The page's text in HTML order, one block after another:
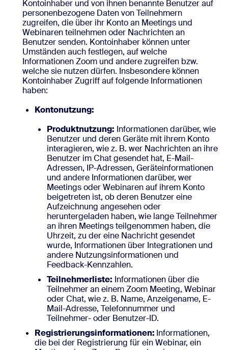
Kontoinhaber und von ihnen benannte Benutzer auf
personenbezogene Daten von Teilnehmern
zugreifen, die über ihr Konto an Meetings und
Webinaren teilnehmen oder Nachrichten an
Benutzer senden. Kontoinhaber können unter
Umständen auch festlegen, auf welche
Informationen Zoom und andere zugreifen bzw.
welche sie nutzen dürfen. Insbesondere können
Kontoinhaber Zugriff auf folgende Informationen
haben:
Kontonutzung:
Produktnutzung: Informationen darüber, wie
Benutzer und deren Geräte mit ihrem Konto
interagieren, wie z. B. wer Nachrichten an ihre
Benutzer im Chat gesendet hat, E-Mail-
Adressen, IP-Adressen, Geräteinformationen
und andere Informationen darüber, wer
Meetings oder Webinaren auf ihrem Konto
beigetreten ist, ob deren Benutzer eine
Aufzeichnung angesehen oder
heruntergeladen haben, wie lange Teilnehmer
an ihren Meetings teilgenommen haben, die
Uhrzeit, zu der eine Nachricht gesendet
wurde, Informationen über Integrationen und
andere Nutzungsinformationen und
Feedback-Kennzahlen.
Teilnehmerliste: Informationen über die
Teilnehmer an einem Zoom Meeting, Webinar
oder Chat, wie z. B. Name, Anzeigename, E-
Mail-Adresse, Telefonnummer und
Teilnehmer- oder Benutzer-ID.
Registrierungsinformationen: Informationen,
die bei der Registrierung für ein Webinar, ein